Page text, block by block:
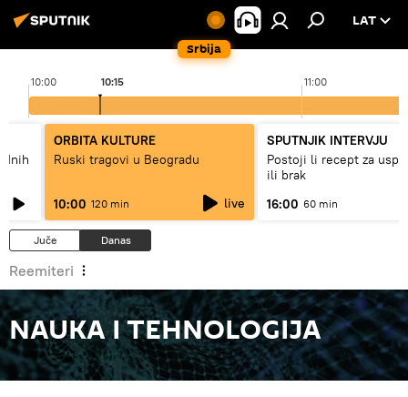
Srbija
LAT
10:00 11:00
10:15
ORBITA KULTURE
Ruski tragovi u Beogradu
10:00 120 min live
SPUTNJIK INTERVJU
Postoji li recept za
ili brak
16:00 60 min
Juče Danas
Reemiteri
NAUKA I TEHNOLOGIJA